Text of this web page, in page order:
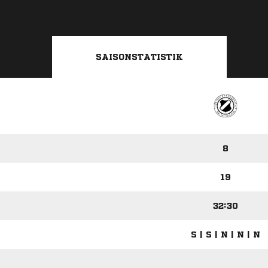
SAISONSTATISTIK
8
19
32:30
S | S | N | N | N